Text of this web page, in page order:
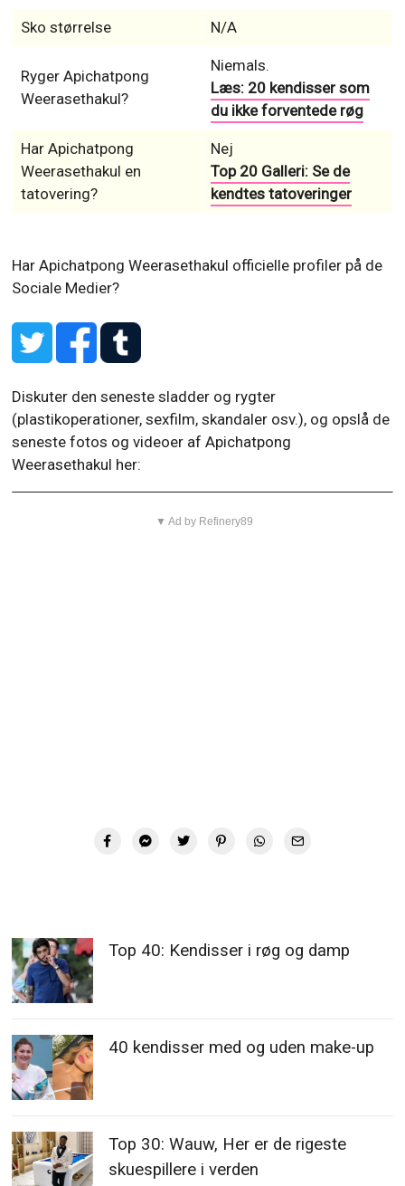
Sko størrelse N/A
Ryger Apichatpong
Weerasethakul?
Niemals.
Læs: 20 kendisser som
du ikke forventede røg
Har Apichatpong
Weerasethakul en
tatovering?
Nej
Top 20 Galleri: Se de
kendtes tatoveringer
Har Apichatpong Weerasethakul officielle profiler på de
Sociale Medier?
Diskuter den seneste sladder og rygter
(plastikoperationer, sexfilm, skandaler osv.), og opslå de
seneste fotos og videoer af Apichatpong
Weerasethakul her:
▼ Ad by Refinery89
Top 40: Kendisser i røg og damp
40 kendisser med og uden make-up
Top 30: Wauw, Her er de rigeste
skuespillere i verden